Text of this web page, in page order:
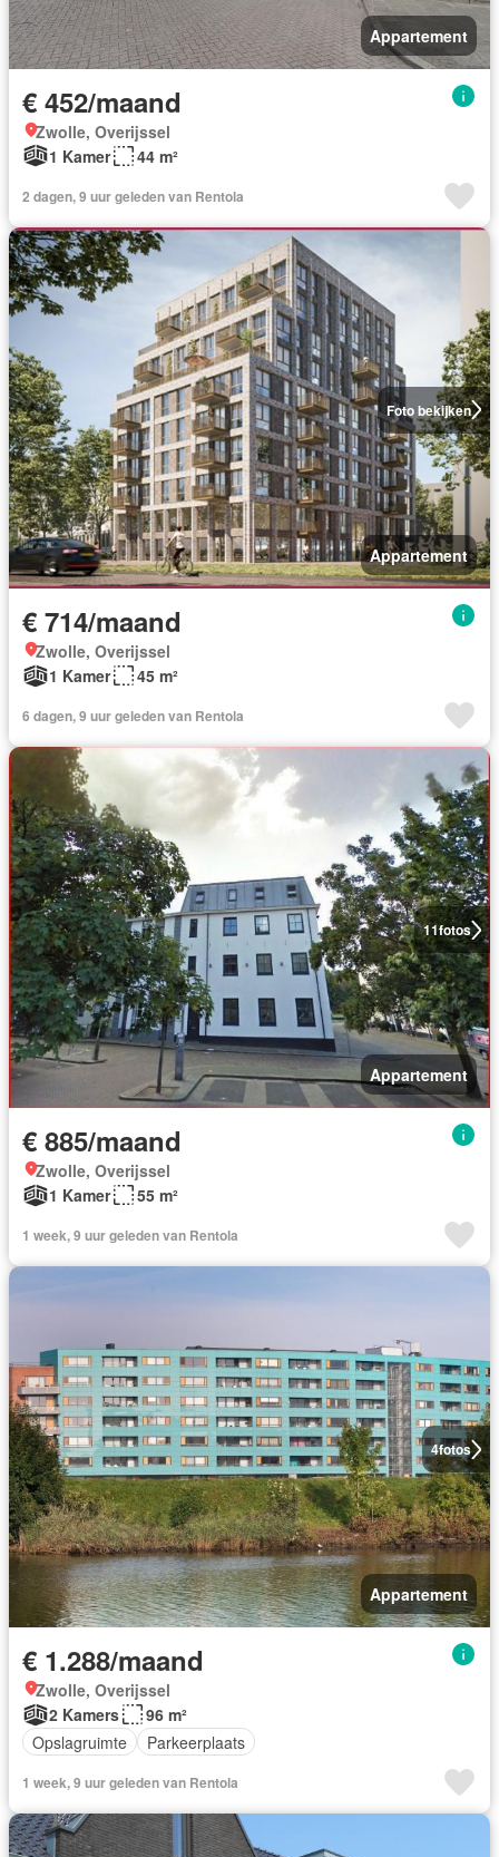
Appartement
€ 452/maand
Zwolle, Overijssel
1 Kamer
44 m²
2 dagen, 9 uur geleden van Rentola
Foto bekijken
Appartement
€ 714/maand
Zwolle, Overijssel
1 Kamer
45 m²
6 dagen, 9 uur geleden van Rentola
11fotos
Appartement
€ 885/maand
Zwolle, Overijssel
1 Kamer
55 m²
1 week, 9 uur geleden van Rentola
4fotos
Appartement
€ 1.288/maand
Zwolle, Overijssel
2 Kamers
96 m²
Opslagruimte
Parkeerplaats
1 week, 9 uur geleden van Rentola